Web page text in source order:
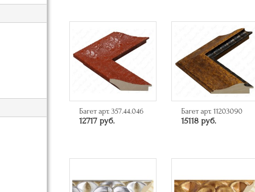
Багет арт. 357.44.046
12717 руб.
Багет арт. 11203090
15118 руб.